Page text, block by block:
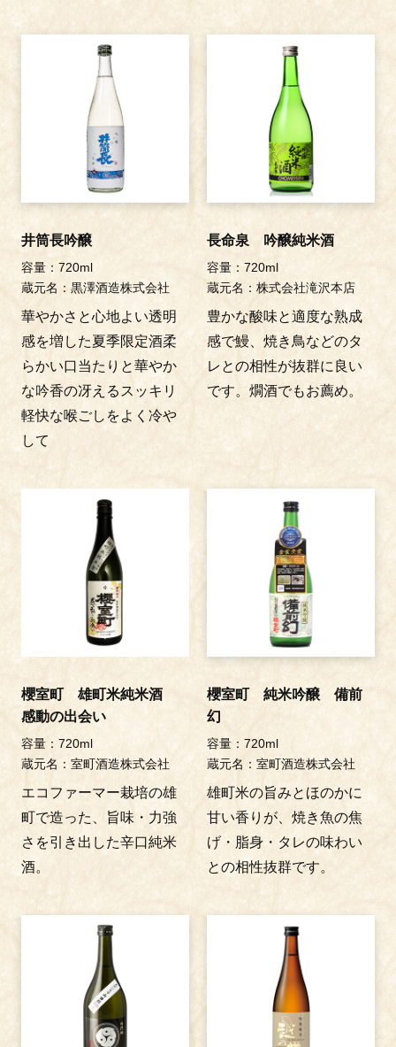
井筒長吟醸
容量：720ml
蔵元名：黒澤酒造株式会社
華やかさと心地よい透明
感を増した夏季限定酒柔
らかい口当たりと華やか
な吟香の冴えるスッキリ
軽快な喉ごしをよく冷や
して
長命泉 吟醸純米酒
容量：720ml
蔵元名：株式会社滝沢本店
豊かな酸味と適度な熟成
感で鰻、焼き鳥などのタ
レとの相性が抜群に良い
です。燗酒でもお薦め。
櫻室町 雄町米純米酒
感動の出会い
容量：720ml
蔵元名：室町酒造株式会社
エコファーマー栽培の雄
町で造った、旨味・力強
さを引き出した辛口純米
酒。
櫻室町 純米吟醸 備前
幻
容量：720ml
蔵元名：室町酒造株式会社
雄町米の旨みとほのかに
甘い香りが、焼き魚の焦
げ・脂身・タレの味わい
との相性抜群です。